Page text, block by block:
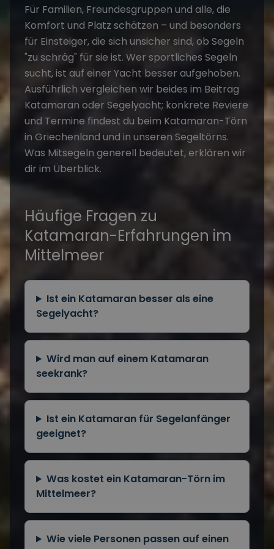
Für Familien, Freundesgruppen und alle, die
Komfort und Platz schätzen – und besonders
für Einsteiger, die sich unsicher sind, ob Segeln
"zu schräg" für sie ist. Wer sportliches Segeln
sucht, ist auf einer Yacht besser aufgehoben.
Ausführlich vergleichen wir beides im Beitrag
Katamaran oder Segelyacht; konkrete Reviere
und Termine findest du beim Katamaran-Törn
in Griechenland und in unseren Segeltörns.
Was Mitsegeln generell bedeutet, erklären wir
dir im Überblick.
Häufige Fragen zu
Katamaran-Erfahrungen im
Mittelmeer
Ist ein Katamaran besser als eine
Segelyacht?
Wird man auf einem Katamaran
seekrank?
Ist ein Katamaran für Segelanfänger
geeignet?
Was kostet ein Katamaran-Törn im
Mittelmeer?
Wie viele Personen passen auf einen